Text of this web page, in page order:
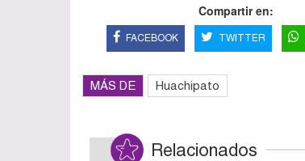
Compartir en:
FACEBOOK TWITTER
MÁS DE Huachipato
Relacionados